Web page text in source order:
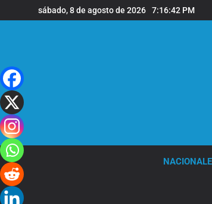
al
sábado, 8 de agosto de 2026 7:16:43 PM